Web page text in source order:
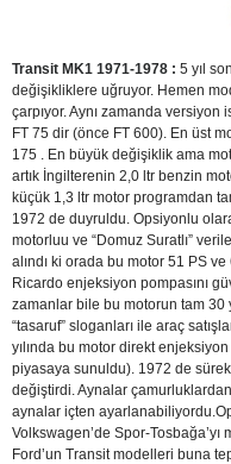
Transit MK1 1971-1978 : 5 yıl
değişikliklere uğruyor. Hemen
çarpıyor. Aynı zamanda
FT 75 dir (önce FT 600). En üst
175 . En büyük değişiklik ama
artık İngilterenin 2,0 ltr benzin
küçük 1,3 ltr motor programdan
1972 de duyruldu. Opsiyonlu
motorluu ve “Domuz Suratlı”
alındı ki orada bu motor 51 PS
Ricardo enjeksiyon pompasını
zamanlar bile bu motorun tam 30
“tasaruf” sloganları ile araç
yılında bu motor direkt
piyasaya sunuldu). 1972 de
değiştirdi. Aynalar çamurluklardan
aynalar içten ayarlanabiliyordu.
Volkswagen’de Spor-Tosbağa’yı
Ford’un Transit modelleri buna